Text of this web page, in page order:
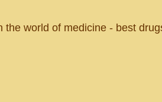
the world of medicine - best